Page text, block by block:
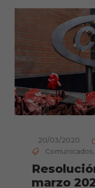
20/03/2020
Comunicados,
marzo